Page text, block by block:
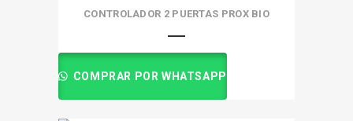
CONTROLADOR 2 PUERTAS PROX BIO
COMPRAR POR WHATSAPP